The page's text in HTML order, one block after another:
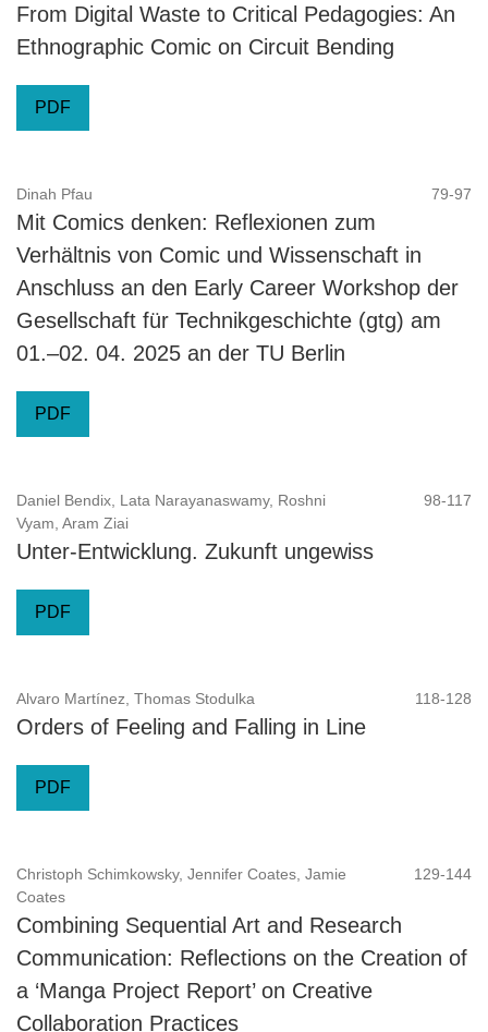
From Digital Waste to Critical Pedagogies: An
Ethnographic Comic on Circuit Bending
PDF
Dinah Pfau 79-97
Mit Comics denken: Reflexionen zum
Verhältnis von Comic und Wissenschaft in
Anschluss an den Early Career Workshop der
Gesellschaft für Technikgeschichte (gtg) am
01.–02. 04. 2025 an der TU Berlin
PDF
Daniel Bendix, Lata Narayanaswamy, Roshni
Vyam, Aram Ziai
98-117
Unter-Entwicklung. Zukunft ungewiss
PDF
Alvaro Martínez, Thomas Stodulka 118-128
Orders of Feeling and Falling in Line
PDF
Christoph Schimkowsky, Jennifer Coates, Jamie
Coates
129-144
Combining Sequential Art and Research
Communication: Reflections on the Creation of
a ‘Manga Project Report’ on Creative
Collaboration Practices